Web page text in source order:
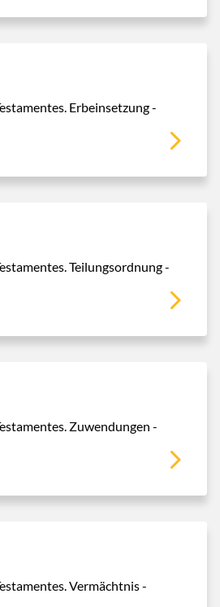
Erbeinsetzung -
Teilungsordnung -
Zuwendungen -
Vermächtnis -